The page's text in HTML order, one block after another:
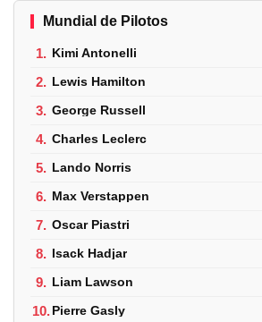
Mundial de Pilotos
1. Kimi Antonelli
2. Lewis Hamilton
3. George Russell
4. Charles Leclerc
5. Lando Norris
6. Max Verstappen
7. Oscar Piastri
8. Isack Hadjar
9. Liam Lawson
10.Pierre Gasly